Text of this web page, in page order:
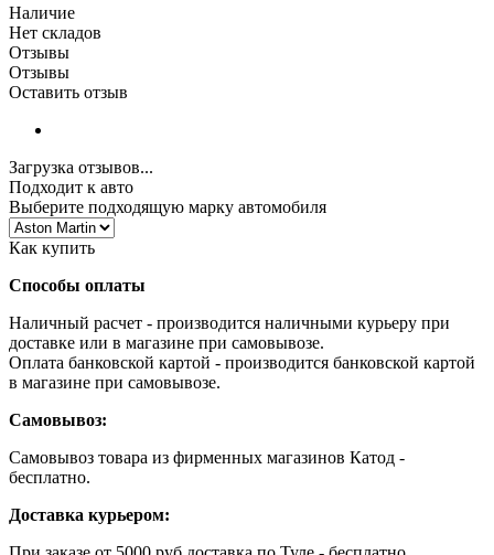
Наличие
Нет складов
Отзывы
Отзывы
Оставить отзыв
Загрузка отзывов...
Подходит к авто
Выберите подходящую марку автомобиля
Как купить
Способы оплаты
Наличный расчет - производится наличными курьеру при
доставке или в магазине при самовывозе.
Оплата банковской картой - производится банковской картой
в магазине при самовывозе.
Самовывоз:
Самовывоз товара из фирменных магазинов Катод -
бесплатно.
Доставка курьером: